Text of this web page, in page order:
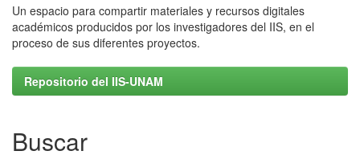
Un espacio para compartir materiales y recursos digitales
académicos producidos por los investigadores del IIS, en el
proceso de sus diferentes proyectos.
Repositorio del IIS-UNAM
Buscar